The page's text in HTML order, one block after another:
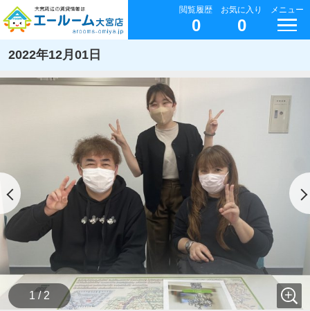
閲覧履歴
0
お気に入り
0
メニュー
2022年12月01日
1 / 2